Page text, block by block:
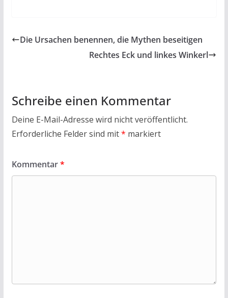
b er s
A
l n
Die Ursachen benennen, die Mythen beseitigen
Rechtes Eck und linkes Winkerl
Schreibe einen Kommentar
Deine E-Mail-Adresse wird nicht veröffentlicht.
Erforderliche Felder sind mit* markiert
Kommentar*